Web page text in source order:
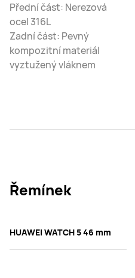
Přední část: Nerezová
ocel 316L
Zadní část: Pevný
kompozitní materiál
vyztužený vláknem
Řemínek
HUAWEI WATCH 5 46 mm